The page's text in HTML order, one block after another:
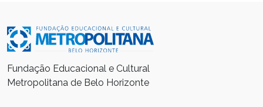
Fundação Educacional e Cultural
Metropolitana de Belo Horizonte